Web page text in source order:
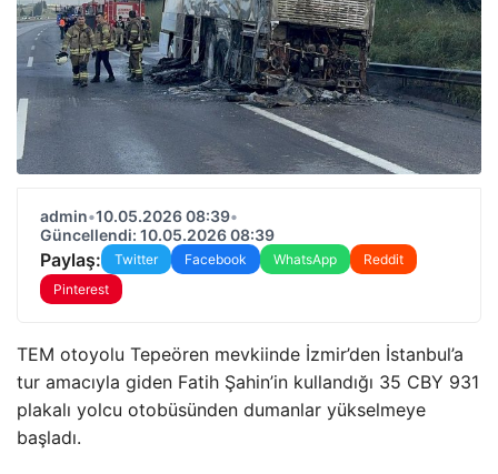
admin•10.05.2026 08:39•
Güncellendi: 10.05.2026 08:39
Paylaş: Twitter Facebook WhatsApp
Reddit
Pinterest
TEM otoyolu Tepeören mevkiinde İzmir’den İstanbul’a
tur amacıyla giden Fatih Şahin’in kullandığı 35 CBY 931
plakalı yolcu otobüsünden dumanlar yükselmeye
başladı.